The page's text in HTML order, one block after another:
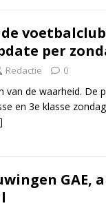
per
Redactie 0
van de waarheid. De
en 3e klasse
GAE,